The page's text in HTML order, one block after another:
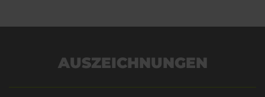
AUSZEICHNUNGEN